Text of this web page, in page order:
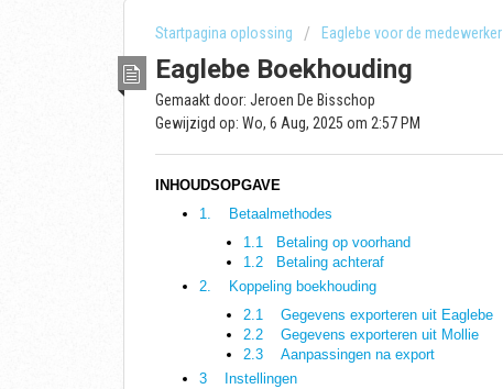
Startpagina oplossing Eaglebe voor de medewerker
Eaglebe Boekhouding
Gemaakt door: Jeroen De Bisschop
Gewijzigd op: Wo, 6 Aug, 2025 om 2:57 PM
INHOUDSOPGAVE
1. Betaalmethodes
1.1 Betaling op voorhand
1.2 Betaling achteraf
2. Koppeling boekhouding
2.1 Gegevens exporteren uit Eaglebe
2.2 Gegevens exporteren uit Mollie
2.3 Aanpassingen na export
3 Instellingen